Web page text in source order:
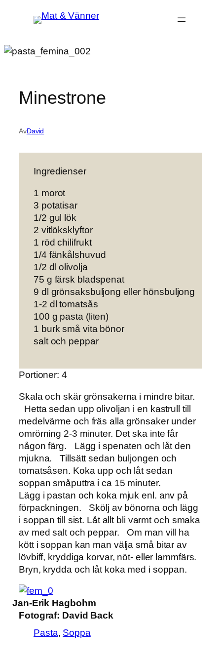
Minestrone
AvDavid
Ingredienser
1 morot
3 potatisar
1/2 gul lök
2 vitlöksklyftor
1 röd chilifrukt
1/4 fänkålshuvud
1/2 dl olivolja
75 g färsk bladspenat
9 dl grönsaksbuljong eller hönsbuljong
1-2 dl tomatsås
100 g pasta (liten)
1 burk små vita bönor
salt och peppar
Portioner: 4
Skala och skär grönsakerna i mindre bitar.
Hetta sedan upp olivoljan i en kastrull till
medelvärme och fräs alla grönsaker under
omrörning 2-3 minuter. Det ska inte får
någon färg. Lägg i spenaten och låt den
mjukna. Tillsätt sedan buljongen och
tomatsåsen. Koka upp och låt sedan
soppan småputtra i ca 15 minuter.
Lägg i pastan och koka mjuk enl. anv på
förpackningen. Skölj av bönorna och lägg
i soppan till sist. Låt allt bli varmt och smaka
av med salt och peppar. Om man vill ha
kött i soppan kan man välja små bitar av
lövbiff, kryddiga korvar, nöt- eller lammfärs.
Bryn, krydda och låt koka med i soppan.
Jan-Erik Hagbohm
Fotograf: David Back
Pasta, Soppa